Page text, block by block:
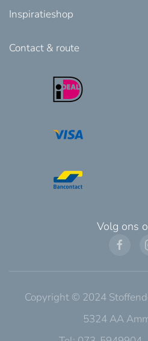
Inspiratieshop
Contact & route
Volg ons
Copyright © 2024
5324 AA